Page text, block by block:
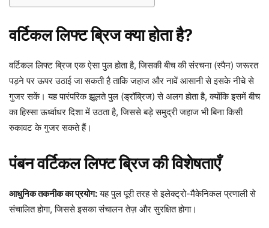
वर्टिकल लिफ्ट ब्रिज क्या होता है?
वर्टिकल लिफ्ट ब्रिज एक ऐसा पुल होता है, जिसकी बीच की संरचना (स्पैन) जरूरत
पड़ने पर ऊपर उठाई जा सकती है ताकि जहाज और नावें आसानी से इसके नीचे से
गुजर सकें। यह पारंपरिक झूलते पुल (ड्रॉब्रिज) से अलग होता है, क्योंकि इसमें बीच
का हिस्सा ऊर्ध्वाधर दिशा में उठता है, जिससे बड़े समुद्री जहाज भी बिना किसी
रुकावट के गुजर सकते हैं।
पंबन वर्टिकल लिफ्ट ब्रिज की विशेषताएँ
आधुनिक तकनीक का प्रयोग:यह पुल पूरी तरह से इलेक्ट्रो-मैकेनिकल प्रणाली से
संचालित होगा, जिससे इसका संचालन तेज़ और सुरक्षित होगा।